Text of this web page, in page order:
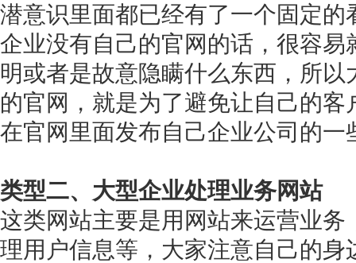
潜意识里面都已经有了一个固定
企业没有自己的官网的话，很容
明或者是故意隐瞒什么东西，所
的官网，就是为了避免让自己的
在官网里面发布自己企业公司的一
类型二、大型企业处理业务网站
这类网站主要是用网站来运营业
理用户信息等，大家注意自己的